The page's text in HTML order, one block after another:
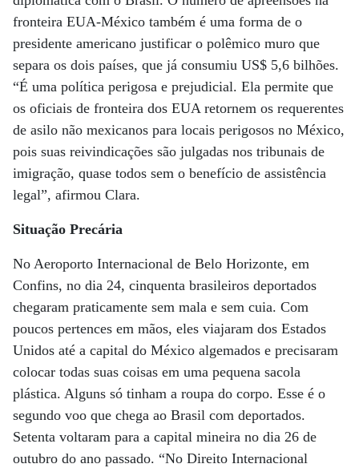
fronteira EUA-México também é uma forma de o
presidente americano justificar o polêmico muro que
separa os dois países, que já consumiu US$ 5,6 bilhões.
“É uma política perigosa e prejudicial. Ela permite que
os oficiais de fronteira dos EUA retornem os requerentes
de asilo não mexicanos para locais perigosos no México,
pois suas reivindicações são julgadas nos tribunais de
imigração, quase todos sem o benefício de assistência
legal”, afirmou Clara.
Situação Precária
No Aeroporto Internacional de Belo Horizonte, em
Confins, no dia 24, cinquenta brasileiros deportados
chegaram praticamente sem mala e sem cuia. Com
poucos pertences em mãos, eles viajaram dos Estados
Unidos até a capital do México algemados e precisaram
colocar todas suas coisas em uma pequena sacola
plástica. Alguns só tinham a roupa do corpo. Esse é o
segundo voo que chega ao Brasil com deportados.
Setenta voltaram para a capital mineira no dia 26 de
outubro do ano passado. “No Direito Internacional